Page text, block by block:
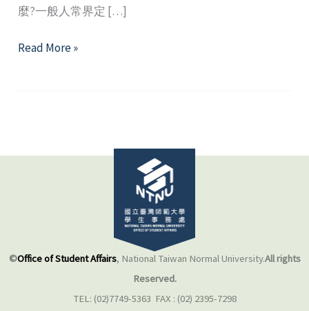
麼?一般人常界定 […]
愛
藝
Read More »
©Office of Student Affairs, National Taiwan Normal University.All rights
Reserved.
TEL: (02)7749-5363 FAX : (02) 2395-7298